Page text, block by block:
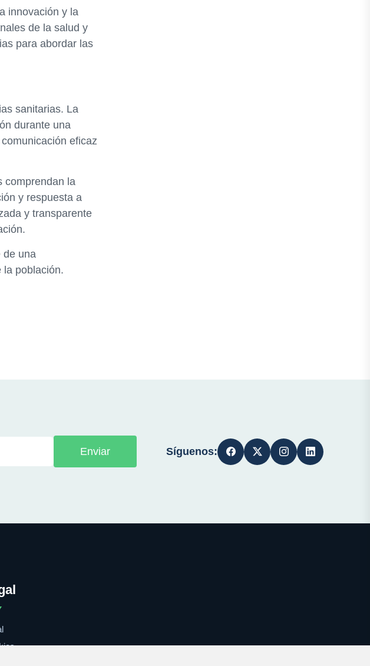
innovación y la
de la salud y
para abordar las
sanitarias. La
durante una
eficaz
comprendan la
y respuesta a
y transparente
de una
la población.
Enviar Síguenos: